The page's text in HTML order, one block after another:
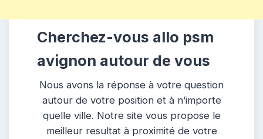
Cherchez-vous allo psm
avignon autour de vous
Nous avons la réponse à votre question
autour de votre position et à n’importe
quelle ville. Notre site vous propose le
meilleur resultat à proximité de votre